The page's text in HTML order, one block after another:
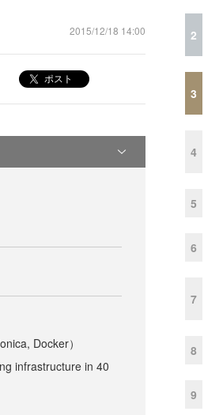
2015/12/18 14:00
ポスト
Docker）
infrastructure in 40
2
3
4
5
6
7
8
9